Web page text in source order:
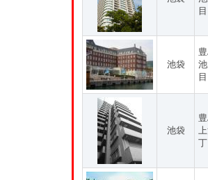
目
池袋
池袋